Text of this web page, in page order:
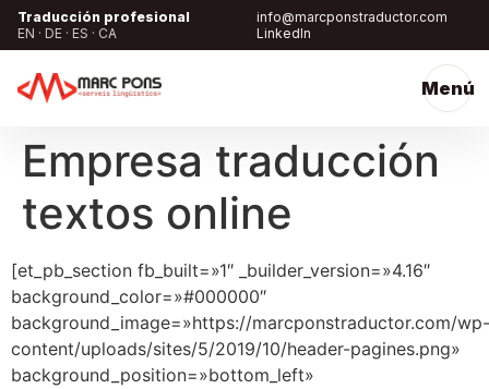
Traducción profesional
EN · DE · ES · CA
info@marcponstraductor.com
LinkedIn
Menú
Empresa traducción
textos online
[et_pb_section fb_built=»1″ _builder_version=»4.16″
background_color=»#000000″
background_image=»https://marcponstraductor.com/wp-
content/uploads/sites/5/2019/10/header-pagines.png»
background_position=»bottom_left»